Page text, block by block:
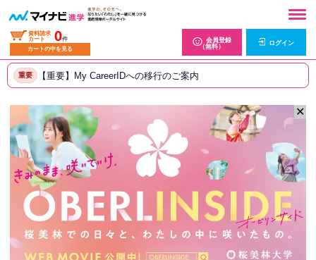
資料請求
カート
0件
カートの中を見る
会員登録
（無料）
ログイン
重要 【重要】My CareerIDへの移行のご案内
✕